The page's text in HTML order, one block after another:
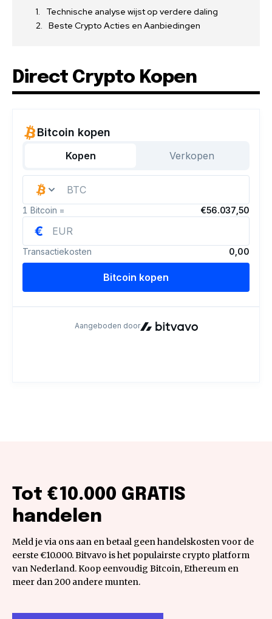
Technische analyse wijst op verdere daling
Beste Crypto Acties en Aanbiedingen
Direct Crypto Kopen
Tot €10.000 GRATIS
handelen
Meld je via ons aan en betaal geen handelskosten voor de
eerste €10.000. Bitvavo is het populairste crypto platform
van Nederland. Koop eenvoudig Bitcoin, Ethereum en
meer dan 200 andere munten.